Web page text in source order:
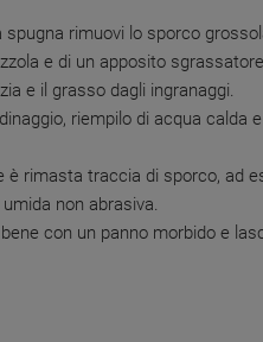
spugna rimuovi lo sporco
e di un apposito
e il grasso dagli ingranaggi.
riempilo di acqua calda
è rimasta traccia di sporco, ad
non abrasiva.
con un panno morbido e